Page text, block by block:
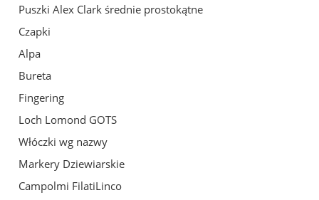
Puszki Alex Clark średnie prostokątne
Czapki
Alpa
Bureta
Fingering
Loch Lomond GOTS
Włóczki wg nazwy
Markery Dziewiarskie
Campolmi FilatiLinco